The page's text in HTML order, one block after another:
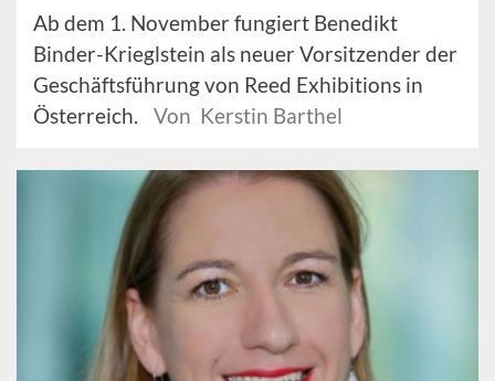
Ab dem 1. November fungiert Benedikt
Binder-Krieglstein als neuer Vorsitzender der
Geschäftsführung von Reed Exhibitions in
Österreich.
Von Kerstin Barthel